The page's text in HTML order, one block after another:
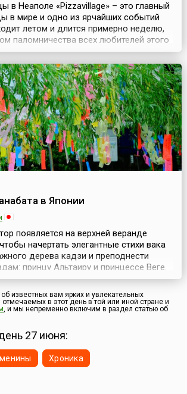
в Неаполе «Pizzavillage» – это главный
в мире и одно из ярчайших событий
летом и длится примерно неделю,
паломничества всех любителей этого
блюда. Традиционно на это
гости из многих стран мира. На
Неаполь наполняется
базилика, моцареллы и
в Японии
появляется на верхней веранде
начертать элегантные стихи вака
дерева кадзи и преподнести
принцу Альтаиру и принцессе Веге.
влюбленные звезды могли
Млечный Путь, только раз в году
ночь.Для церемонии «Звездного
императором на специальной
об известных вам ярких и увлекательных
в этот день в той или иной стране и
, и мы непременно включим в раздел статью об
27 июня:
Хроника